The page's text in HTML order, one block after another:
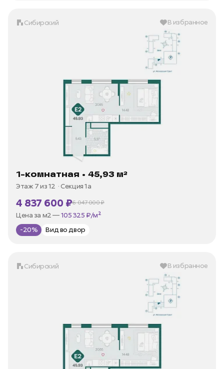
Сибирский В избранное
1-комнатная • 45,93 м²
Этаж 7 из 12 Секция 1а
4 837 600 ₽6 047 000 ₽
В ипотеку —от 23 203 ₽/мес
Цена за м2 —
-20% Вид во двор
Сибирский В избранное